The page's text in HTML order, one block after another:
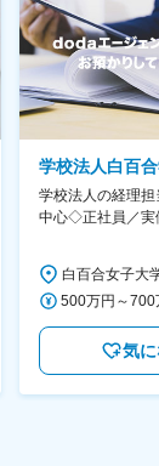
学校法人白百
学校法人の経理
中心◇正社員／実
気